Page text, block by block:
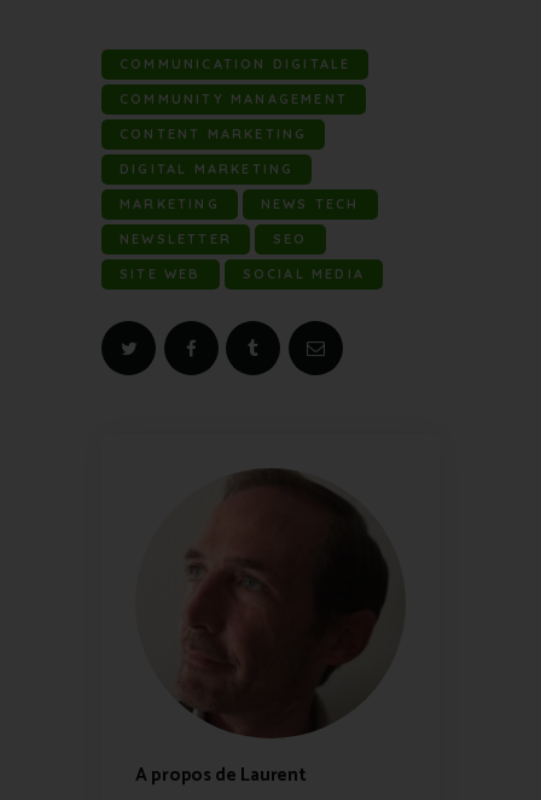
COMMUNICATION DIGITALE
COMMUNITY MANAGEMENT
CONTENT MARKETING
DIGITAL MARKETING
MARKETING NEWS TECH
NEWSLETTER SEO
SITE WEB SOCIAL MEDIA
A propos de Laurent